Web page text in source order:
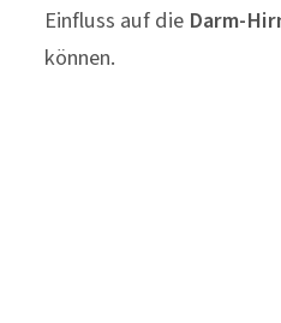
Einfluss auf die Darm-
können.